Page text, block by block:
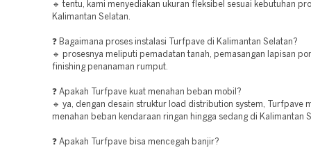
🔹 tentu, kami menyediakan ukuran fleksibel sesuai kebutuhan
Kalimantan Selatan.
❓ Bagaimana proses instalasi Turfpave di Kalimantan Selatan?
🔹 prosesnya meliputi pemadatan tanah, pemasangan lapisan
finishing penanaman rumput.
❓ Apakah Turfpave kuat menahan beban mobil?
🔹 ya, dengan desain struktur load distribution system, Turfpave
menahan beban kendaraan ringan hingga sedang di Kalimantan
❓ Apakah Turfpave bisa mencegah banjir?